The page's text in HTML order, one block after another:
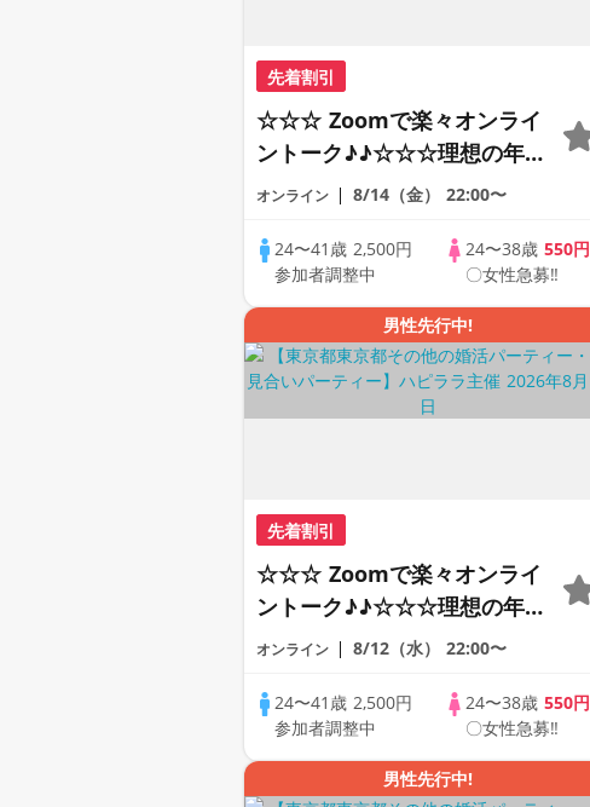
先着割引
☆☆☆ Zoomで楽々オンライ
ントーク♪♪☆☆☆理想の年の
差♪♪ そろそろ・・・素敵な
アルなオンライン婚活☆全国
の方が対象☆司会進行あり♪♪
オンライン 8/14（金） 22:00〜
24〜41歳 2,500円
参加者調整中
24〜38歳 550円
〇女性急募‼
男性先行中!
先着割引
☆☆☆ Zoomで楽々オンライ
ントーク♪♪☆☆☆理想の年の
差♪♪ そろそろ・・・素敵な
アルなオンライン婚活☆全国
の方が対象☆司会進行あり♪♪
オンライン 8/12（水） 22:00〜
24〜41歳 2,500円
参加者調整中
24〜38歳 550円
〇女性急募‼
男性先行中!